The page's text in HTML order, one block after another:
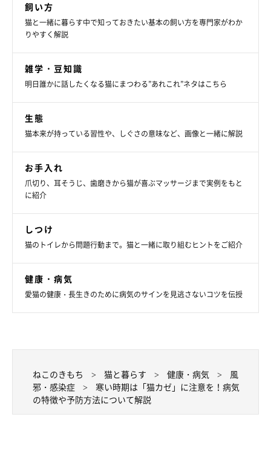
室温管理を徹底する
です。エアコンをつける場合は24～26℃に設定しましょう。ま
た、ウイルスは乾燥を好むため、冬は加湿器を置いて湿度を50～
飼い方
猫と一緒に暮らす中で知っておきたい基本の飼い方を専門家がわか
りやすく解説
雑学・豆知識
明日誰かに話したくなる猫にまつわる”あれこれ”ネタはこちら
生態
猫本来が持っている習性や、しぐさの意味など、画像と一緒に解説
お手入れ
爪切り、耳そうじ、歯磨きから猫が喜ぶマッサージまで実例をもと
に紹介
しつけ
猫のトイレから問題行動まで。猫と一緒に取り組むヒントをご紹介
健康・病気
愛猫の健康・長生きのために病気のサインを見逃さないコツを伝授
ねこのきもち 猫と暮らす 健康・病気
風
邪・感染症
寒い時期は「猫カゼ」に注意を！病気
の特徴や予防方法について解説